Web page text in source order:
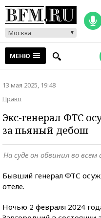
Москва
МЕНЮ
13 мая 2025, 19:48
Право
Экс-генерал ФТС
за пьяный дебош
На суде он обвинил во
Бывший генерал ФТС
отеле.
Ночью 2 февраля 2024